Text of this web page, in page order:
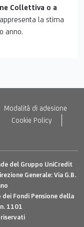
Collettiva o a
la stima
anno.
Modalità di adesione
Cookie Policy
del Gruppo UniCredit
Generale: Via G.B.
Fondi Pensione della
1101